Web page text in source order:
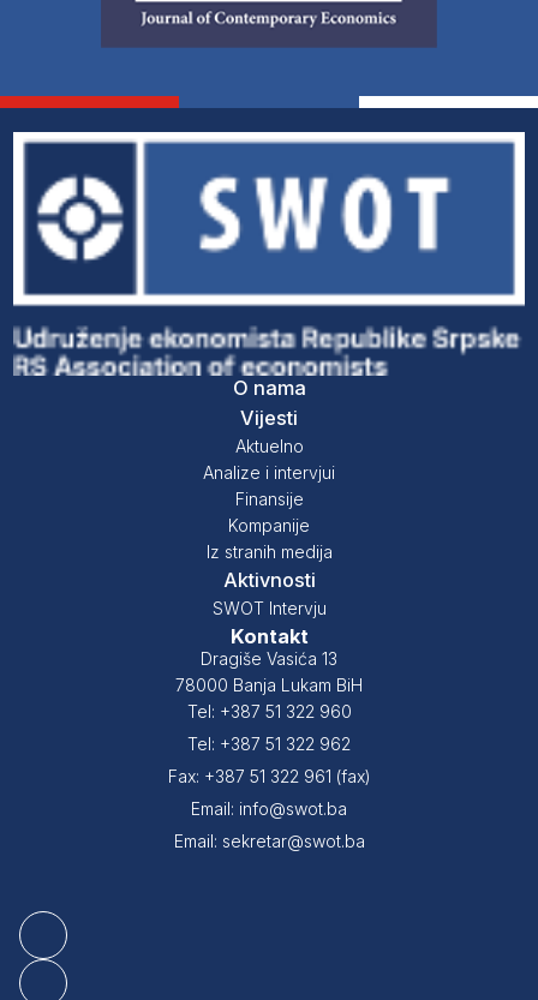
O nama
Vijesti
Aktuelno
Analize i intervjui
Finansije
Kompanije
Iz stranih medija
Aktivnosti
SWOT Intervju
Kontakt
Dragiše Vasića 13
78000 Banja Lukam BiH
Tel: +387 51 322 960
Tel: +387 51 322 962
Fax: +387 51 322 961 (fax)
Email: info@swot.ba
Email: sekretar@swot.ba